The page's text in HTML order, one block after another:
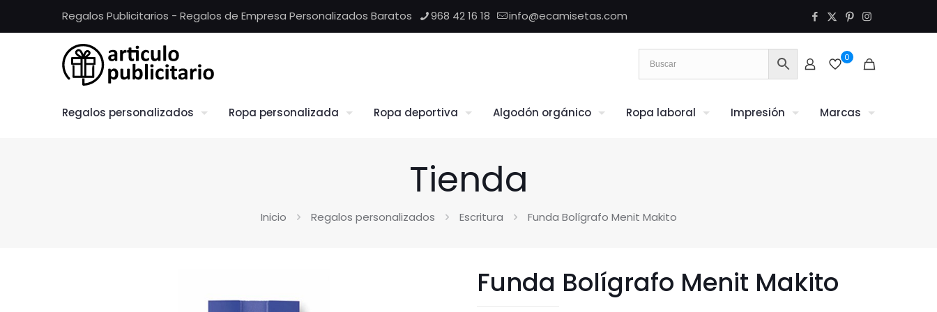
Regalos Publicitarios - Regalos de Empresa Personalizados Baratos 968 42 16 18 info@ecamisetas.com
0
Regalos personalizados Ropa personalizada Ropa deportiva Algodón orgánico Ropa laboral Impresión Marcas
Tienda
Inicio Regalos personalizados Escritura Funda Bolígrafo Menit Makito
Funda Bolígrafo Menit Makito